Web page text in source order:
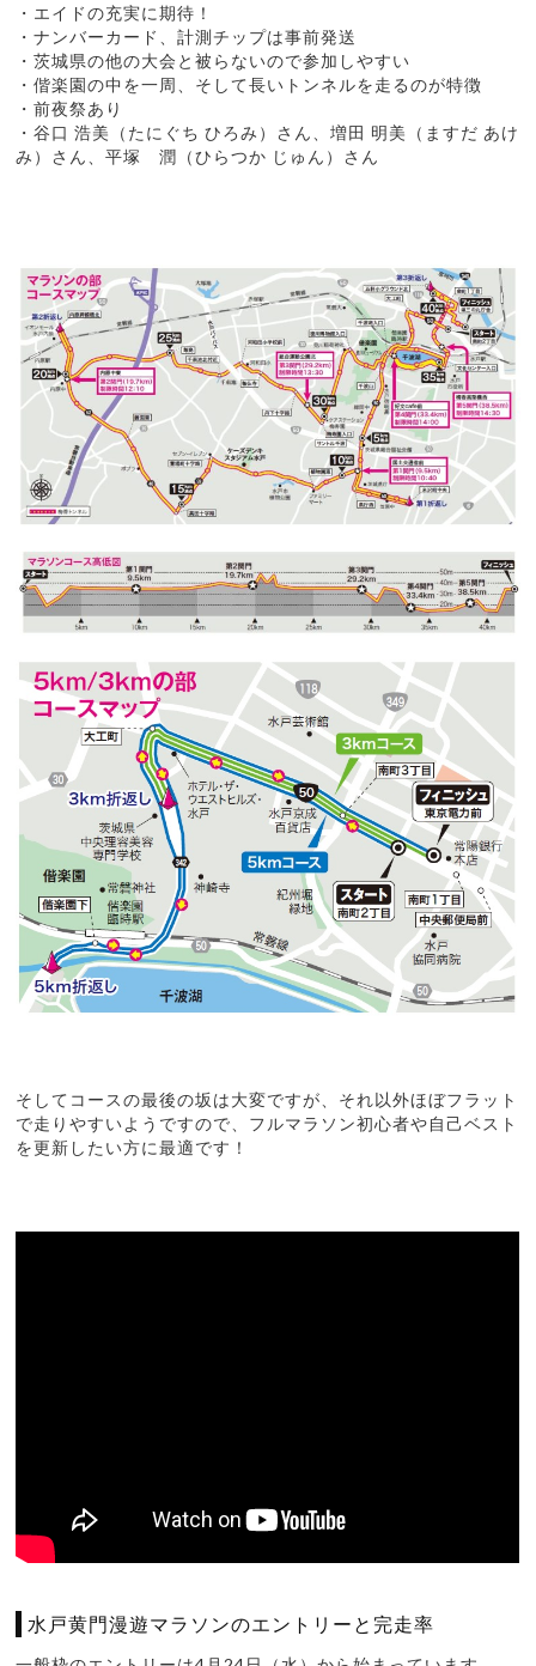
・エイドの充実に期待！
・ナンバーカード、計測チップは事前発送
・茨城県の他の大会と被らないので参加しやすい
・偕楽園の中を一周、そして長いトンネルを走るのが特徴
・前夜祭あり
・谷口 浩美（たにぐち ひろみ）さん、増田 明美（ますだ あけ
み）さん、平塚 潤（ひらつか じゅん）さん
そしてコースの最後の坂は大変ですが、それ以外ほぼフラット
で走りやすいようですので、フルマラソン初心者や自己ベスト
を更新したい方に最適です！
水戸黄門漫遊マラソンのエントリーと完走率